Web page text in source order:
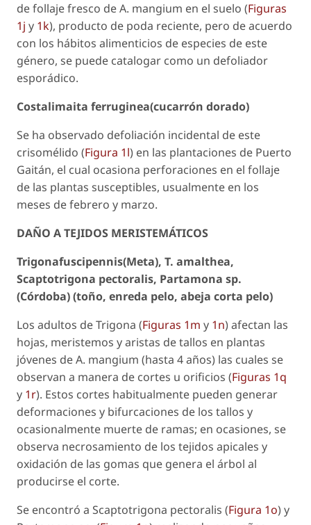
de follaje fresco deA. mangium en el suelo (Figuras
1j y 1k), producto de poda reciente, pero de acuerdo
con los hábitos alimenticios de especies de este
género, se puede catalogar como un defoliador
esporádico.
Costalimaita ferruginea(cucarrón dorado)
Se ha observado defoliación incidental de este
crisomélido (Figura 1l) en las plantaciones de Puerto
Gaitán, el cual ocasiona perforaciones en el follaje
de las plantas susceptibles, usualmente en los
meses de febrero y marzo.
DAÑO A TEJIDOS MERISTEMÁTICOS
Trigonafuscipennis(Meta), T. amalthea,
Scaptotrigona pectoralis, Partamona sp.
(Córdoba) (toño, enreda pelo, abeja corta pelo)
Los adultos deTrigona (Figuras 1m y 1n) afectan las
hojas, meristemos y aristas de tallos en plantas
jóvenes deA. mangium (hasta 4 años) las cuales se
observan a manera de cortes u orificios (Figuras 1q
y 1r). Estos cortes habitualmente pueden generar
deformaciones y bifurcaciones de los tallos y
ocasionalmente muerte de ramas; en ocasiones, se
observa necrosamiento de los tejidos apicales y
oxidación de las gomas que genera el árbol al
producirse el corte.
Se encontró a Scaptotrigona pectoralis (Figura 1o) y